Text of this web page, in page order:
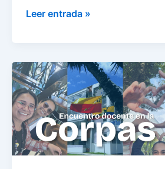
Leer entrada »
Encuentro
de
docentes
en
colombia:
un